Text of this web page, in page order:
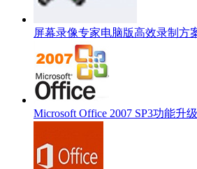
屏幕录像专家电脑版高效录制方
Microsoft Office 2007 SP3功能升